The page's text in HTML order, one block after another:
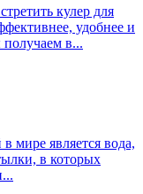
кулер для
удобнее и
в...
мире является вода,
в которых